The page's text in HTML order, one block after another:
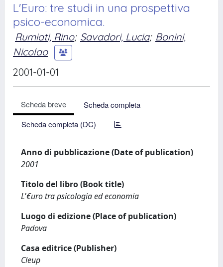
L'Euro: tre studi in una prospettiva
psico-economica.
Rumiati, Rino; Savadori, Lucia; Bonini,
Nicolao
2001-01-01
Scheda breve
Scheda completa
Scheda completa (DC)
Anno di pubblicazione (Date of publication)
2001
Titolo del libro (Book title)
L'€uro tra psicologia ed economia
Luogo di edizione (Place of publication)
Padova
Casa editrice (Publisher)
Cleup